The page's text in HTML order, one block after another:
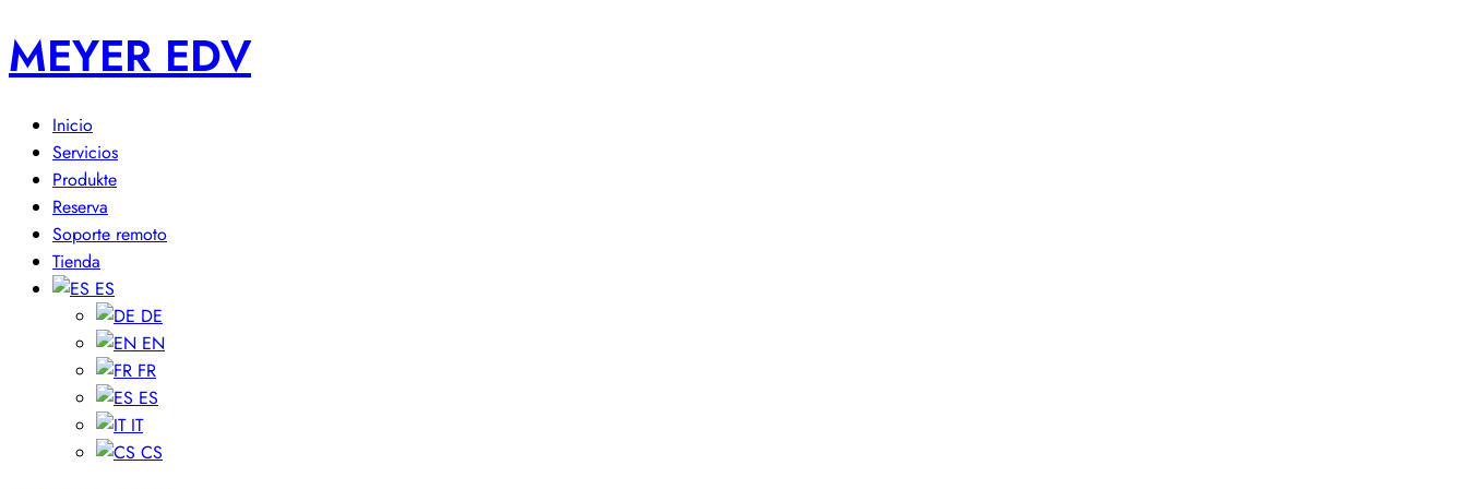
MEYER EDV
Inicio
Servicios
Produkte
Reserva
Soporte remoto
Tienda
ES
DE
EN
FR
ES
IT
CS